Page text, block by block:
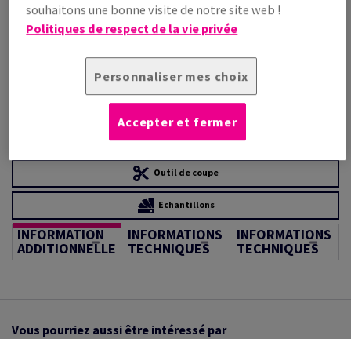
paquet(s)
Outil de coupe
Echantillons
INFORMATION
ADDITIONNELLE
INFORMATIONS
TECHNIQUES
INFORMATIONS
TECHNIQUES
Vous pourriez aussi être intéressé par
souhaitons une bonne visite de notre site web !
Politiques de respect de la vie privée
Personnaliser mes choix
Accepter et fermer